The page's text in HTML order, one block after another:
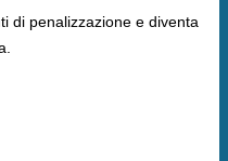
di penalizzazione e diventa